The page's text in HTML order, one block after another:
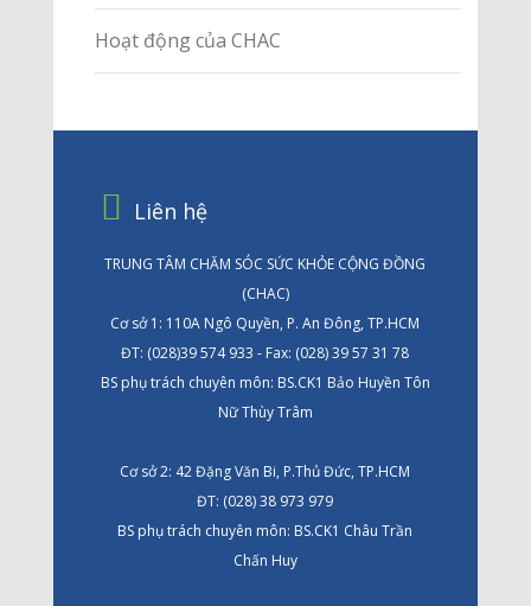
Hoạt động của CHAC
Liên hệ
TRUNG TÂM CHĂM SÓC SỨC KHỎE CỘNG ĐỒNG
(CHAC)
Cơ sở 1: 110A Ngô Quyền, P. An Đông, TP.HCM
ĐT: (028)39 574 933 - Fax: (028) 39 57 31 78
BS phụ trách chuyên môn: BS.CK1 Bảo Huyền Tôn
Nữ Thùy Trâm
Cơ sở 2: 42 Đặng Văn Bi, P.Thủ Đức, TP.HCM
ĐT: (028) 38 973 979
BS phụ trách chuyên môn: BS.CK1 Châu Trần
Chấn Huy